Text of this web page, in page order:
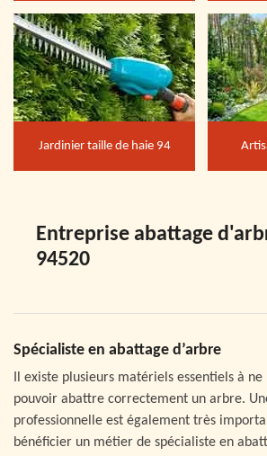
Jardinier taille de haie 94
Entreprise abattage
94520
Spécialiste en abattage d’arbre
Il existe plusieurs matériels essentiels à
pouvoir abattre correctement un arbre.
professionnelle est également très
bénéficier un métier de spécialiste en